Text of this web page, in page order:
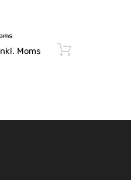
Moms